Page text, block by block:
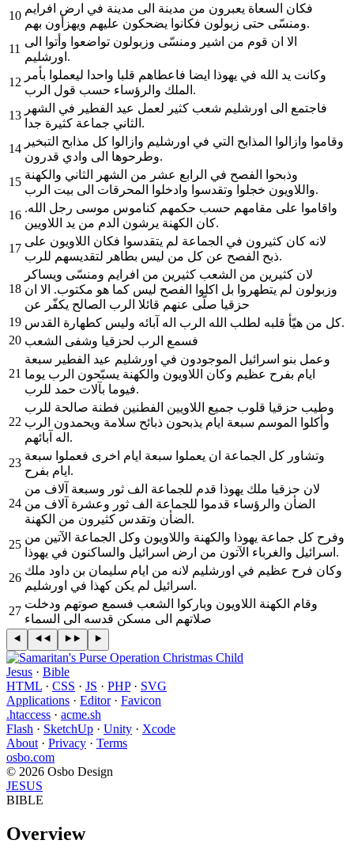
10
فكان السعاة يعبرون من مدينة الى مدينة في ارض افرايم
ومنسّى حتى زبولون فكانوا يضحكون عليهم ويهزأون بهم.
11
الا ان قوم من اشير ومنسّى وزبولون تواضعوا وأتوا الى
اورشليم.
12
وكانت يد الله في يهوذا ايضا فاعطاهم قلبا واحدا ليعملوا بأمر
الملك والرؤساء حسب قول الرب.
13
فاجتمع الى اورشليم شعب كثير لعمل عيد الفطير في الشهر
الثاني جماعة كثيرة جدا.
14
وقاموا وازالوا المذابح التي في اورشليم وازالوا كل مذابح التبخير
وطرحوها الى وادي قدرون.
15
وذبحوا الفصح في الرابع عشر من الشهر الثاني والكهنة
واللاويون خجلوا وتقدسوا وادخلوا المحرقات الى بيت الرب.
16
واقاموا على مقامهم حسب حكمهم كناموس موسى رجل الله.
كان الكهنة يرشون الدم من يد اللاويين.
17
لانه كان كثيرون في الجماعة لم يتقدسوا فكان اللاويون على
ذبح الفصح عن كل من ليس بطاهر لتقديسهم للرب.
18
لان كثيرين من الشعب كثيرين من افرايم ومنسّى ويساكر
وزبولون لم يتطهروا بل اكلوا الفصح ليس كما هو مكتوب. الا ان
حزقيا صلّى عنهم قائلا الرب الصالح يكفّر عن
19
كل من هيّأ قلبه لطلب الله الرب اله آبائه وليس كطهارة القدس.
20 فسمع الرب لحزقيا وشفى الشعب
21
وعمل بنو اسرائيل الموجودون في اورشليم عيد الفطير سبعة
ايام بفرح عظيم وكان اللاويون والكهنة يسبّحون الرب يوما
فيوما بآلات حمد للرب.
22
وطيب حزقيا قلوب جميع اللاويين الفطنين فطنة صالحة للرب
وأكلوا الموسم سبعة ايام يذبحون ذبائح سلامة ويحمدون الرب
اله آبائهم.
23
وتشاور كل الجماعة ان يعملوا سبعة ايام اخرى فعملوا سبعة
ايام بفرح.
24
لان حزقيا ملك يهوذا قدم للجماعة الف ثور وسبعة آلاف من
الضأن والرؤساء قدموا للجماعة الف ثور وعشرة آلاف من
الضأن وتقدس كثيرون من الكهنة.
25
وفرح كل جماعة يهوذا والكهنة واللاويون وكل الجماعة الآتين من
اسرائيل والغرباء الآتون من ارض اسرائيل والساكنون في يهوذا.
26
وكان فرح عظيم في اورشليم لانه من ايام سليمان بن داود ملك
اسرائيل لم يكن كهذا في اورشليم.
27
وقام الكهنة اللاويون وباركوا الشعب فسمع صوتهم ودخلت
صلاتهم الى مسكن قدسه الى السماء
Jesus · Bible
HTML · CSS · JS · PHP· SVG
Applications · Editor· Favicon
.htaccess · acme.sh
Flash · SketchUp · Unity · Xcode
About · Privacy · Terms
osbo.com
© 2026 Osbo Design
JESUS
BIBLE
Overview